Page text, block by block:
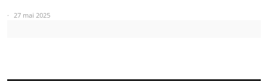
27 mai 2025